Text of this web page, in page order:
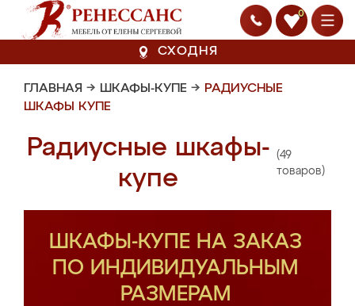
0
СХОДНЯ
ГЛАВНАЯ → ШКАФЫ-КУПЕ → РАДИУСНЫЕ
ШКАФЫ КУПЕ
Радиусные шкафы-
купе
(49
товаров)
ШКАФЫ-КУПЕ НА ЗАКАЗ
ПО ИНДИВИДУАЛЬНЫМ
РАЗМЕРАМ